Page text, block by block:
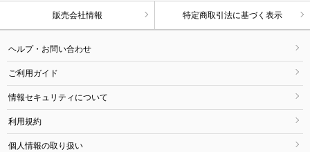
販売会社情報 特定商取引法に基づく表示
ヘルプ・お問い合わせ
ご利用ガイド
情報セキュリティについて
利用規約
個人情報の取り扱い